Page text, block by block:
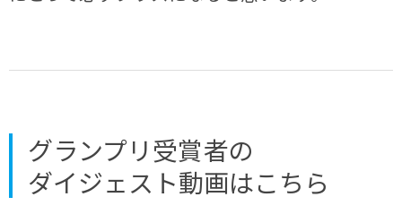
グランプリ受賞者の
ダイジェスト動画はこちら